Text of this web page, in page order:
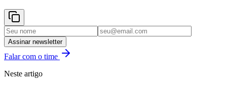
Assinar newsletter
Falar com o time
Neste artigo